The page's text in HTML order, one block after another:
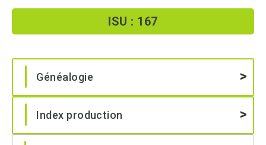
ISU : 167
Généalogie
Index production